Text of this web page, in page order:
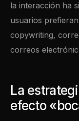
la interacción ha
usuarios
copywriting,
correos
La
efecto